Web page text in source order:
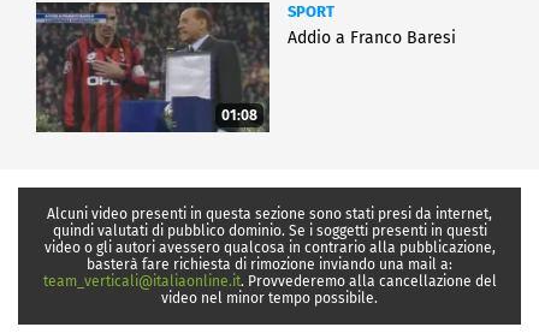
01:08
SPORT
Addio a Franco Baresi
Alcuni video presenti in questa sezione sono stati presi da internet,
quindi valutati di pubblico dominio. Se i soggetti presenti in questi
video o gli autori avessero qualcosa in contrario alla pubblicazione,
basterà fare richiesta di rimozione inviando una mail a:
team_verticali@italiaonline.it. Provvederemo alla cancellazione del
video nel minor tempo possibile.